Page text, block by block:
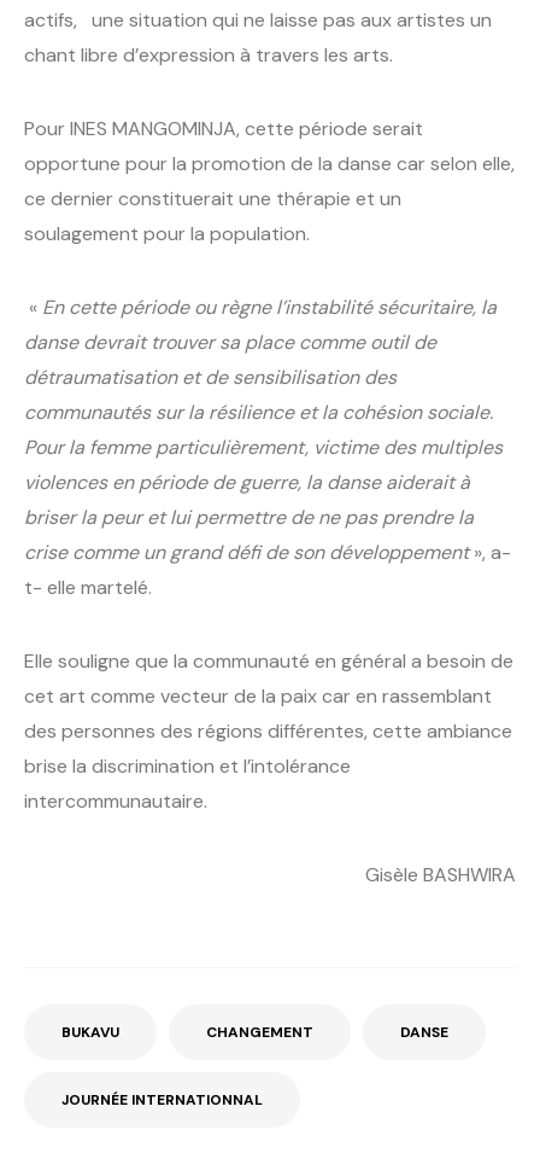
actifs, une situation qui ne laisse pas aux artistes un
chant libre d’expression à travers les arts.
Pour INES MANGOMINJA, cette période serait
opportune pour la promotion de la danse car selon elle,
ce dernier constituerait une thérapie et un
soulagement pour la population.
« En cette période ou règne l’instabilité sécuritaire, la
danse devrait trouver sa place comme outil de
détraumatisation et de sensibilisation des
communautés sur la résilience et la cohésion sociale.
Pour la femme particulièrement, victime des multiples
violences en période de guerre, la danse aiderait à
briser la peur et lui permettre de ne pas prendre la
crise comme un grand défi de son développement», a-
t- elle martelé.
Elle souligne que la communauté en général a besoin de
cet art comme vecteur de la paix car en rassemblant
des personnes des régions différentes, cette ambiance
brise la discrimination et l’intolérance
intercommunautaire.
Gisèle BASHWIRA
BUKAVU CHANGEMENT DANSE
JOURNÉE INTERNATIONNAL